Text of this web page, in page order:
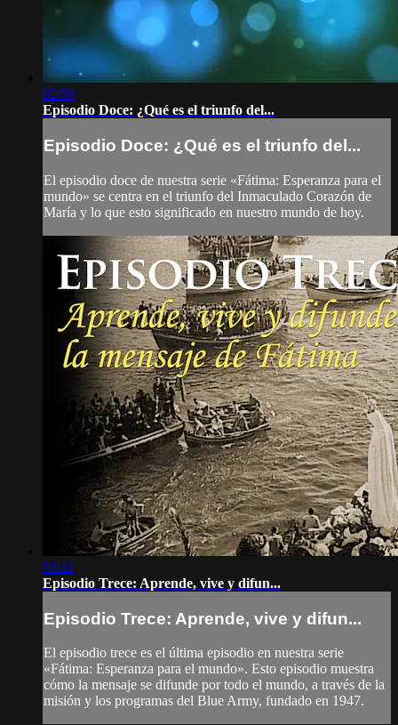
02:59
Episodio Doce: ¿Qué es el triunfo del...
Episodio Doce: ¿Qué es el triunfo del...
El episodio doce de nuestra serie «Fátima: Esperanza para el
mundo» se centra en el triunfo del Inmaculado Corazón de
María y lo que esto significado en nuestro mundo de hoy.
03:11
Episodio Trece: Aprende, vive y difun...
Episodio Trece: Aprende, vive y difun...
El episodio trece es el última episodio en nuestra serie
«Fátima: Esperanza para el mundo». Esto episodio muestra
cómo la mensaje se difunde por todo el mundo, a través de la
misión y los programas del Blue Army, fundado en 1947.